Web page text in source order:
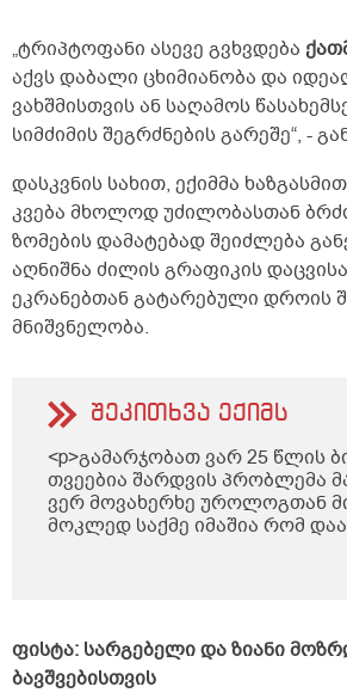
„ტრიპტოფანი ასევე გვხვდება
აქვს დაბალი ცხიმიანობა და
ვახშმისთვის ან საღამოს
სიმძიმის შეგრძნების გარეშე“, -
დასკვნის სახით, ექიმმა
კვება მხოლოდ უძილობასთან
ზომების დამატებად შეიძლება
აღნიშნა ძილის გრაფიკის
ეკრანებთან გატარებული დროის
მნიშვნელობა.
შეკითხვა ექიმს
<p>გამარჯობათ ვარ 25 წლის
თვეებია შარდვის პრობლემა
ვერ მოვახერხე უროლოგთან
მოკლედ საქმე იმაშია რომ
5 წუთში ზოგჯერ მეტი ადრეც
შარდვა ხან ცოტა გადმოდის
კონსულტაციაზე მოსვლა
პარასკევს მეცლება სად ხართ
ტერიტორიულად ქუთაისში და
ფისტა: სარგებელი და ზიანი
ბავშვებისთვის